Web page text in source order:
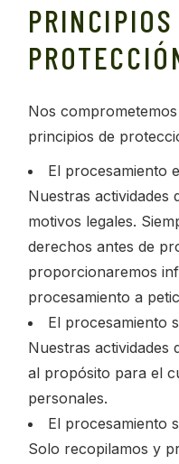
PRINCIPIOS
Nos
principios de
El procesamiento
Nuestras actividades
motivos legales.
derechos antes de
proporcionaremos
procesamiento a
El procesamiento
Nuestras actividades
al propósito para el
personales.
El procesamiento
Solo recopilamos y